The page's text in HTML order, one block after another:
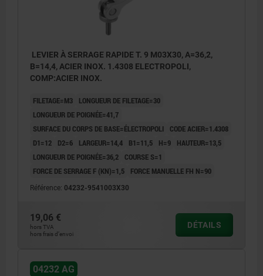
LEVIER À SERRAGE RAPIDE T. 9 M03X30, A=36,2,
B=14,4, ACIER INOX. 1.4308 ELECTROPOLI,
COMP:ACIER INOX.
FILETAGE=M3
LONGUEUR DE FILETAGE=30
LONGUEUR DE POIGNÉE=41,7
SURFACE DU CORPS DE BASE=ÉLECTROPOLI
CODE ACIER=1.4308
D1=12
D2=6 LARGEUR=14,4 B1=11,5 H=9
HAUTEUR=13,5
LONGUEUR DE POIGNÉE=36,2
COURSE S=1
FORCE DE SERRAGE F (KN)=1,5
FORCE MANUELLE FH N=90
Référence: 04232-9541003X30
19,06 €
hors TVA
hors frais d’envoi
DÉTAILS
04232 AG